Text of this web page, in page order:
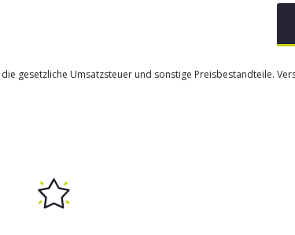
gesetzliche Umsatzsteuer und sonstige Preisbestandteile.